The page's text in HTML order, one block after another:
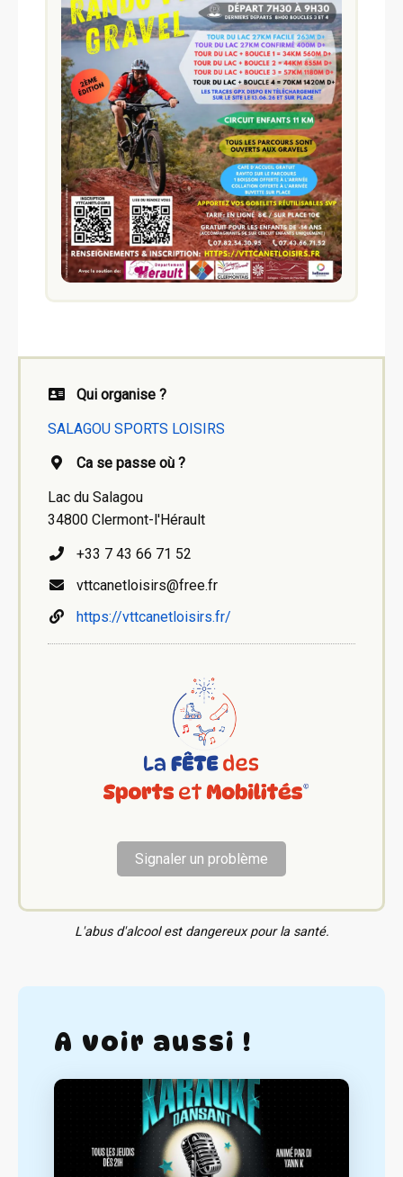
Qui organise ?
SALAGOU SPORTS LOISIRS
Ca se passe où ?
Lac du Salagou
34800 Clermont-l'Hérault
+33 7 43 66 71 52
vttcanetloisirs@free.fr
https://vttcanetloisirs.fr/
Signaler un problème
L'abus d'alcool est dangereux pour la santé.
A voir aussi !